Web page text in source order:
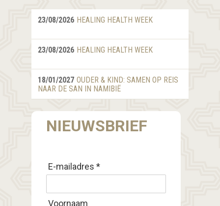
23/08/2026 HEALING HEALTH WEEK
23/08/2026 HEALING HEALTH WEEK
18/01/2027 OUDER & KIND: SAMEN OP REIS
NAAR DE SAN IN NAMIBIË
NIEUWSBRIEF
E-mailadres *
Voornaam